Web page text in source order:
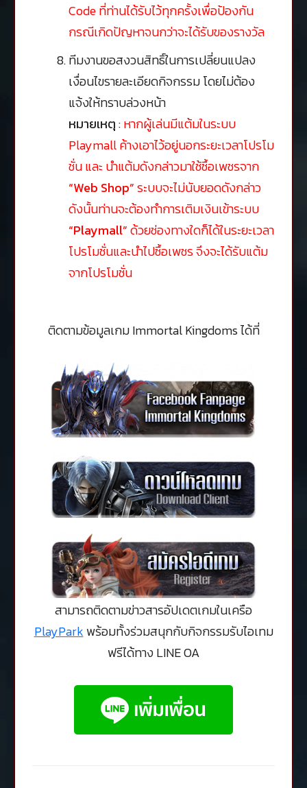
Code ที่ท่านได้รับไว้ทุกครั้งเพื่อป้องกัน
กรณีเกิดปัญหาจนกว่าจะได้รับของรางวัล
ทีมงานขอสงวนสิทธิ์ในการเปลี่ยนแปลง
เงื่อนไขรายละเอียดกิจกรรม โดยไม่ต้อง
แจ้งให้ทราบล่วงหน้า
หมายเหตุ:หากผู้เล่นมีแต้มในระบบ
Playmall ค้างเอาไว้อยู่นอกระยะเวลาโปรโม
ชั่น และ นำแต้มดังกล่าวมาใช้ซื้อเพชรจาก
“Web Shop”ระบบจะไม่นับยอดดังกล่าว
ดังนั้นท่านจะต้องทำการเติมเงินเข้าระบบ
“Playmall”ด้วยช่องทางใดก็ได้ในระยะเวลา
โปรโมชั่นและนำไปซื้อเพชร จึงจะได้รับแต้ม
จากโปรโมชั่น
ติดตามข้อมูลเกม Immortal Kingdoms ได้ที่
สามารถติดตามข่าวสารอัปเดตเกมในเครือ
PlayPark พร้อมทั้งร่วมสนุกกับกิจกรรมรับไอเทม
ฟรีได้ทาง LINE OA